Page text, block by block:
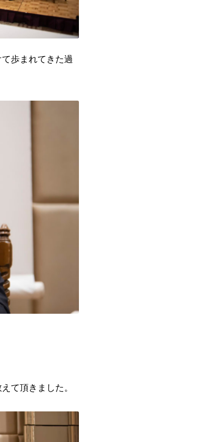
歩まれてきた過
て頂きました。